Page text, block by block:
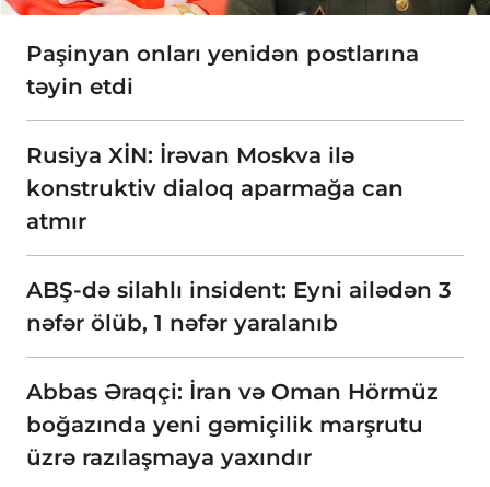
Paşinyan onları yenidən postlarına
təyin etdi
Rusiya XİN: İrəvan Moskva ilə
konstruktiv dialoq aparmağa can
atmır
ABŞ-də silahlı insident: Eyni ailədən 3
nəfər ölüb, 1 nəfər yaralanıb
Abbas Əraqçi: İran və Oman Hörmüz
boğazında yeni gəmiçilik marşrutu
üzrə razılaşmaya yaxındır